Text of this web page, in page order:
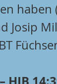
haben
Josip